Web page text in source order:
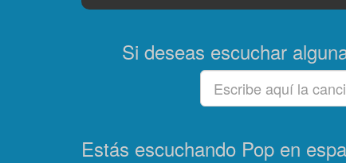
Si deseas escuchar
Estás escuchando Pop en